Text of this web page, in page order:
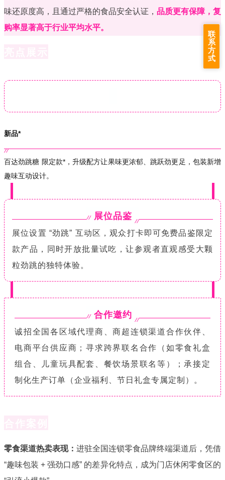
味还原度高，且通过严格的食品安全认证， 品质更有保障，复
购率显著高于行业平均水平。
新品*
百达劲跳糖 限定款*，升级配方让果味更浓郁、跳跃劲更足，包装新增
趣味互动设计。
展位品鉴
展位设置 “劲跳” 互动区，观众打卡即可免费品鉴限定
款产品，同时开放批量试吃，让参观者直观感受大颗
粒劲跳的独特体验。
合作邀约
诚招全国各区域代理商、商超连锁渠道合作伙伴、
电商平台供应商；寻求跨界联名合作（如零食礼盒
组合、儿童玩具配套、餐饮场景联名等）；承接定
制化生产订单（企业福利、节日礼盒专属定制）。
零食渠道热卖表现： 进驻全国连锁零食品牌终端渠道后，凭借
“趣味包装 + 强劲口感” 的差异化特点，成为门店休闲零食区的
联
系
方
式